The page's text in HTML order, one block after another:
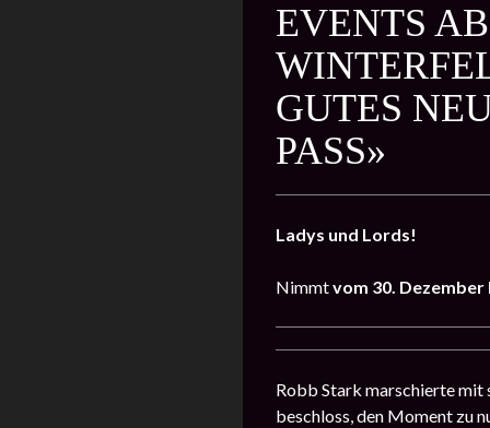
EVENTS
GUTES
PASS»
Ladys und Lords!
Nimmtvom 30.
Robb Stark marschierte mit
beschloss, den Moment zu